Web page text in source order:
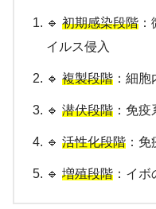
🔹 初期感染段階
イルス侵入
🔹 複製段階 ：細
🔹 潜伏段階 ：免
🔹 活性化段階 ：
🔹 増殖段階 ：イ